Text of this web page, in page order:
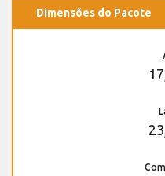
Dimensões do Pacote